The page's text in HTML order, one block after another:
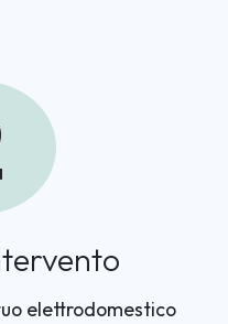
elettrodomestico